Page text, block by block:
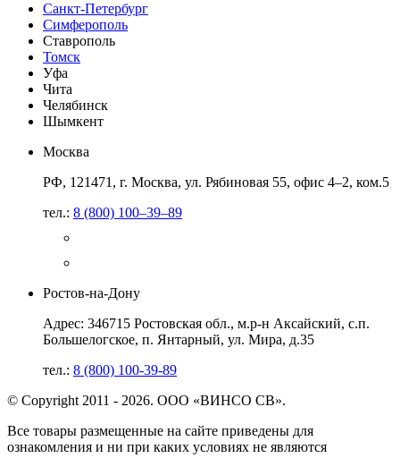
Санкт-Петербург
Симферополь
Ставрополь
Томск
Уфа
Чита
Челябинск
Шымкент
Москва
РФ, 121471, г. Москва, ул. Рябиновая 55, офис 4–2, ком.5
тел.: 8 (800) 100–39–89
Ростов-на-Дону
Адрес: 346715 Ростовская обл., м.р-н Аксайский, с.п.
Большелогское, п. Янтарный, ул. Мира, д.35
тел.: 8 (800) 100-39-89
© Copyright 2011 - 2026. ООО «ВИНСО СВ».
Все товары размещенные на сайте приведены для
ознакомления и ни при каких условиях не являются